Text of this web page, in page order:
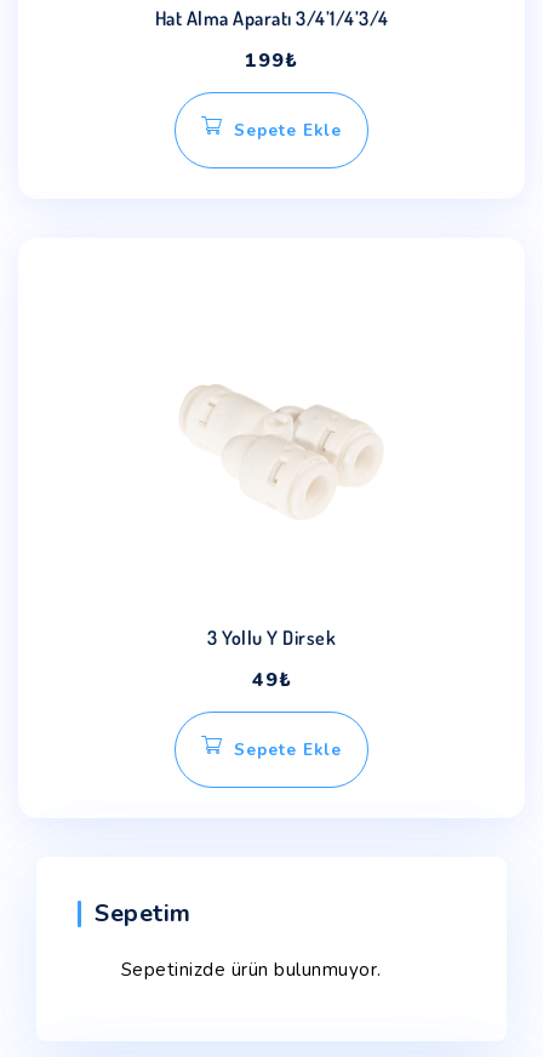
Hat Alma Aparatı 3/4’1/4’3/4
199₺
Sepete Ekle
3 Yollu Y Dirsek
49₺
Sepete Ekle
Sepetim
Sepetinizde ürün bulunmuyor.